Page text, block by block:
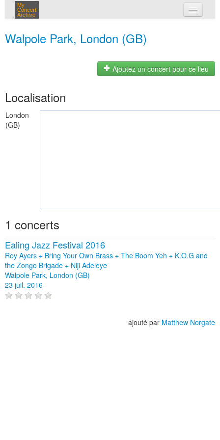
My
Concert
Archive
Walpole Park, London (GB)
Ajoutez un concert pour ce lieu
Localisation
London
(GB)
1 concerts
Ealing Jazz Festival 2016
Roy Ayers + Bring Your Own Brass + The Boom Yeh + K.O.G and
the Zongo Brigade + Niji Adeleye
Walpole Park, London (GB)
23 juil. 2016
ajouté par Matthew Norgate